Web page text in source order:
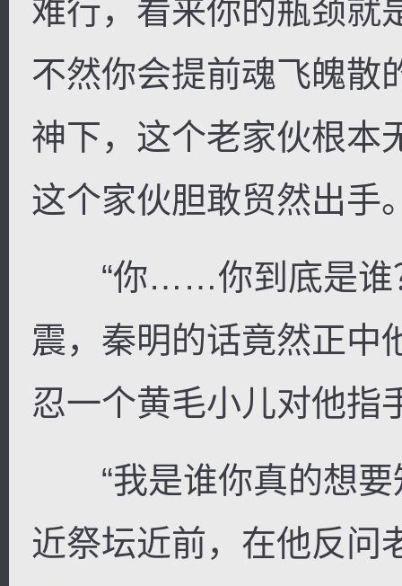
难行，看来你的瓶颈就
不然你会提前魂飞魄散
神下，这个老家伙根本
这个家伙胆敢贸然出手
“你……你到底是谁？
震，秦明的话竟然正中
忍一个黄毛小儿对他指
“我是谁你真的想要
近祭坛近前，在他反问